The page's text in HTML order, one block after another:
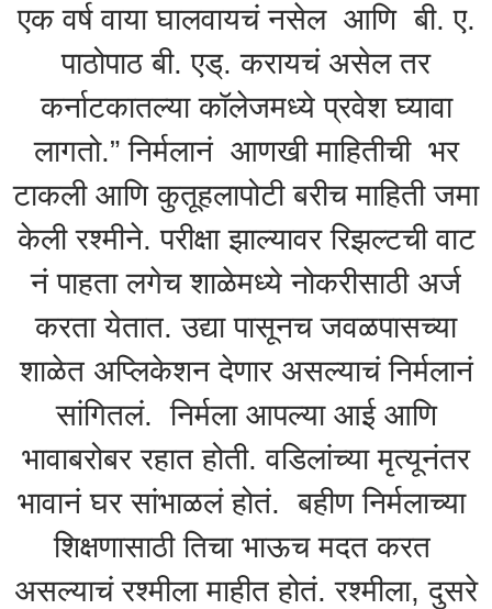
एक वर्ष वाया घालवायचं नसेल आणि बी. ए.
पाठोपाठ बी. एड्. करायचं असेल तर
कर्नाटकातल्या कॉलेजमध्ये प्रवेश घ्यावा
लागतो.” निर्मलानं आणखी माहितीची भर
टाकली आणि कुतूहलापोटी बरीच माहिती जमा
केली रश्मीने. परीक्षा झाल्यावर रिझल्टची वाट
नं पाहता लगेच शाळेमध्ये नोकरीसाठी अर्ज
करता येतात. उद्या पासूनच जवळपासच्या
शाळेत अप्लिकेशन देणार असल्याचं निर्मलानं
सांगितलं. निर्मला आपल्या आई आणि
भावाबरोबर रहात होती. वडिलांच्या मृत्यूनंतर
भावानं घर सांभाळलं होतं. बहीण निर्मलाच्या
शिक्षणासाठी तिचा भाऊच मदत करत
असल्याचं रश्मीला माहीत होतं. रश्मीला, दुसरे